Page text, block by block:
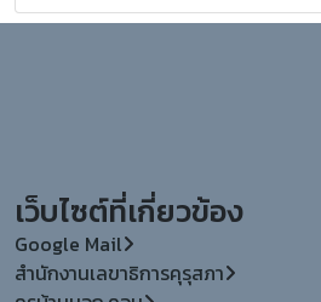
เว็บไซต์ที่เกี่ยวข้อง
Google Mail
สำนักงานเลขาธิการคุรุสภา